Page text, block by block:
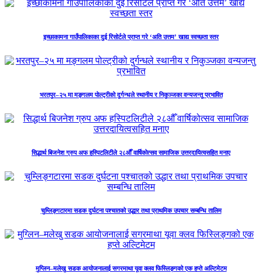
इच्छाकामना गाउँपालिकाका दुई रिसोर्टले प्राप्त गरे ‘अति उत्तम’ खाद्य स्वच्छता स्तर
भरतपुर–२५ मा मङ्गलम पोल्ट्रीको दुर्गन्धले स्थानीय र निकुञ्जका वन्यजन्तु प्रभावित
सिद्धार्थ बिजनेश ग्रुप अफ हस्पिटलिटीले २८औँ वार्षिकोत्सव सामाजिक उत्तरदायित्वसहित मनाए
चुम्लिङ्गटारमा सडक दुर्घटना पश्चातको उद्धार तथा प्राथमिक उपचार सम्बन्धि तालिम
मुग्लिन–मलेखु सडक आयोजनालाई सगरमाथा यूवा क्लव फिस्लिङ्गको एक हप्ते अल्टिमेटम